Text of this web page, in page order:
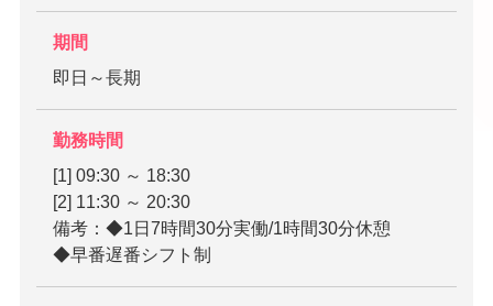
期間
即日～長期
勤務時間
[1] 09:30 ～ 18:30
[2] 11:30 ～ 20:30
備考：◆1日7時間30分実働/1時間30分休憩
◆早番遅番シフト制